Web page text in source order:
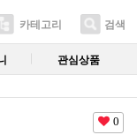
카테고리 검색
관심상품
0